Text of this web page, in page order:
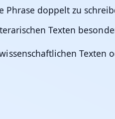
Phrase doppelt zu
Texten